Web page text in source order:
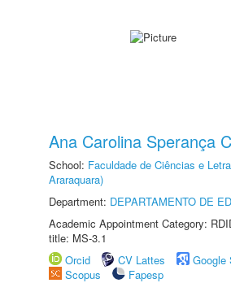
Ana Carolina Sperança
School: Faculdade de Ciências e
Araraquara)
Department: DEPARTAMENTO DE
Academic Appointment Category:
title: MS-3.1
Orcid
CV Lattes
Google
Scopus
Fapesp